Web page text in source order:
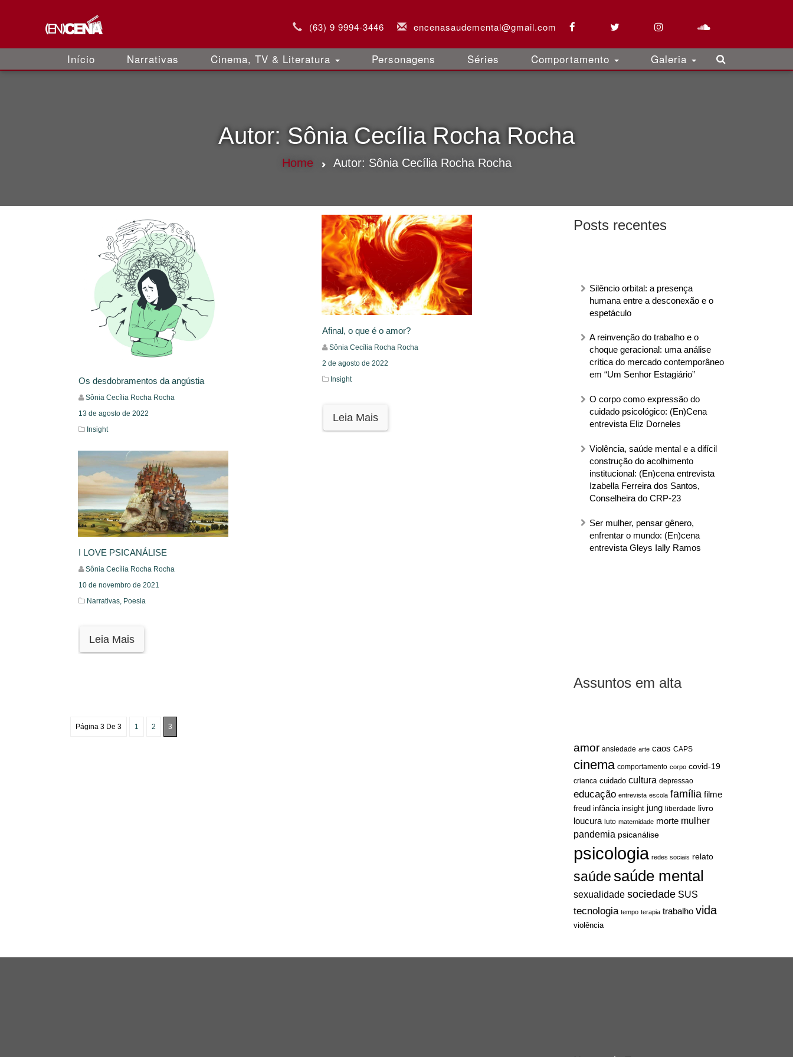
(63) 9 9994-3446 encenasaudemental@gmail.com
Início Narrativas Cinema, TV & Literatura Personagens Séries Comportamento Galeria
Autor: Sônia Cecília Rocha Rocha
Home Autor: Sônia Cecília Rocha Rocha
Posts recentes
Silêncio orbital: a presença
humana entre a desconexão e o
espetáculo
A reinvenção do trabalho e o
choque geracional: uma análise
crítica do mercado contemporâneo
em “Um Senhor Estagiário”
O corpo como expressão do
cuidado psicológico: (En)Cena
entrevista Eliz Dorneles
Violência, saúde mental e a difícil
construção do acolhimento
institucional: (En)cena entrevista
Izabella Ferreira dos Santos,
Conselheira do CRP-23
Ser mulher, pensar gênero,
enfrentar o mundo: (En)cena
entrevista Gleys Ially Ramos
Assuntos em alta
amor ansiedade arte caos CAPS
cinema comportamento corpo covid-19
crianca cuidado cultura depressao
educação entrevista escola família filme
freud infância insight jung liberdade livro
loucura luto maternidade morte mulher
pandemia psicanálise
psicologia redes sociais relato
saúdesaúde mental
sexualidade sociedade SUS
tecnologia tempo terapia trabalho vida
violência
Os desdobramentos da angústia
Sônia Cecília Rocha Rocha
13 de agosto de 2022
Insight
Leia Mais
Afinal, o que é o amor?
Sônia Cecília Rocha Rocha
2 de agosto de 2022
Insight
Leia Mais
I LOVE PSICANÁLISE
Sônia Cecília Rocha Rocha
10 de novembro de 2021
Narrativas, Poesia
Leia Mais
Página 3 De 3 1 2 3